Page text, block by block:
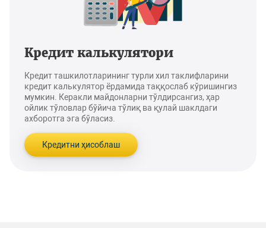
Кредит калькулятори
Кредит ташкилотларининг турли хил таклифларини
кредит калькулятор ёрдамида таққослаб кўришингиз
мумкин. Керакли майдонларни тўлдирсангиз, ҳар
ойлик тўловлар бўйича тўлиқ ва қулай шаклдаги
ахборотга эга бўласиз.
Кредитни ҳисоблаш